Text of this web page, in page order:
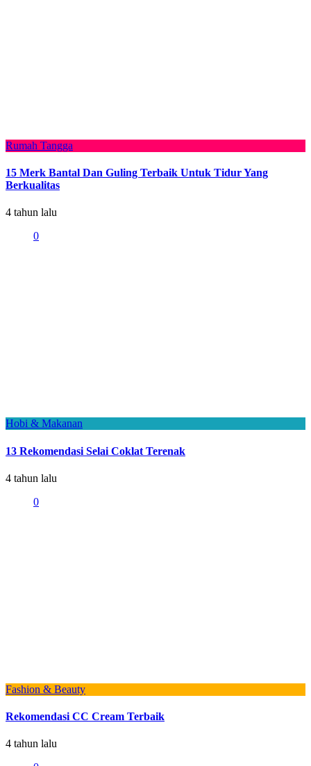
Rumah Tangga
15 Merk Bantal Dan Guling Terbaik Untuk Tidur Yang
Berkualitas
4 tahun lalu
0
Hobi & Makanan
13 Rekomendasi Selai Coklat Terenak
4 tahun lalu
0
Fashion & Beauty
Rekomendasi CC Cream Terbaik
4 tahun lalu